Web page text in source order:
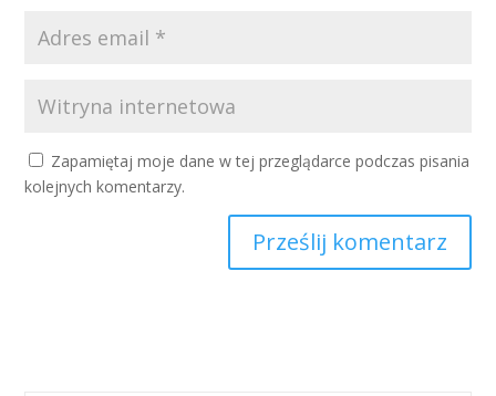
Zapamiętaj moje dane w tej przeglądarce podczas pisania
kolejnych komentarzy.
Prześlij komentarz